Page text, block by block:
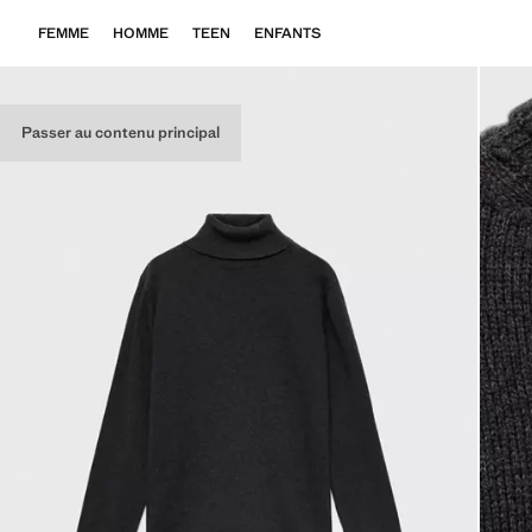
Passer au contenu principal
FEMME HOMME TEEN ENFANTS